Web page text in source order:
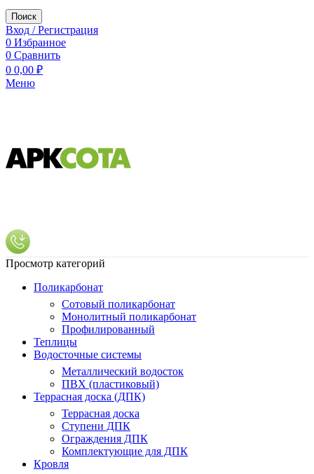
Поиск
Вход / Регистрация
0 Избранное
0 Сравнить
0 0,00 ₽
Меню
Просмотр категорий
Поликарбонат
Сотовый поликарбонат
Монолитный поликарбонат
Профилированный
Теплицы
Водосточные системы
Металлический водосток
ПВХ (пластиковый)
Террасная доска (ДПК)
Террасная доска
Ступени ДПК
Ограждения ДПК
Комплектующие для ДПК
Кровля